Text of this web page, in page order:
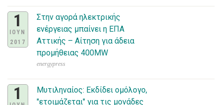
1
ΙΟΥΝ
2017
Στην αγορά ηλεκτρικής
ενέργειας μπαίνει η ΕΠΑ
Αττικής – Αίτηση για άδεια
προμήθειας 400MW
energypress
1
Μυτιληναίος: Εκδίδει ομόλογο,
"ετοιμάζεται" για τις μονάδες